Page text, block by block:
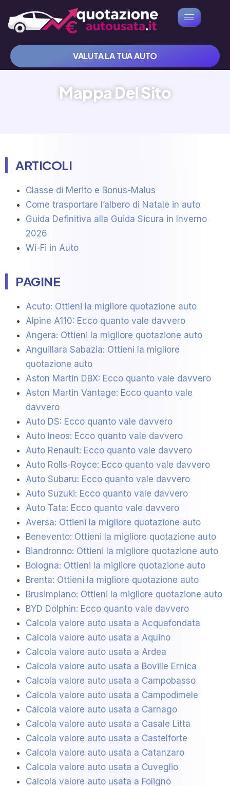
VALUTA LA TUA AUTO
Mappa Del Sito
ARTICOLI
Classe di Merito e Bonus-Malus
Come trasportare l’albero di Natale in auto
Guida Definitiva alla Guida Sicura in Inverno
2026
Wi-Fi in Auto
PAGINE
Acuto: Ottieni la migliore quotazione auto
Alpine A110: Ecco quanto vale davvero
Angera: Ottieni la migliore quotazione auto
Anguillara Sabazia: Ottieni la migliore
quotazione auto
Aston Martin DBX: Ecco quanto vale davvero
Aston Martin Vantage: Ecco quanto vale
davvero
Auto DS: Ecco quanto vale davvero
Auto Ineos: Ecco quanto vale davvero
Auto Renault: Ecco quanto vale davvero
Auto Rolls-Royce: Ecco quanto vale davvero
Auto Subaru: Ecco quanto vale davvero
Auto Suzuki: Ecco quanto vale davvero
Auto Tata: Ecco quanto vale davvero
Aversa: Ottieni la migliore quotazione auto
Benevento: Ottieni la migliore quotazione auto
Biandronno: Ottieni la migliore quotazione auto
Bologna: Ottieni la migliore quotazione auto
Brenta: Ottieni la migliore quotazione auto
Brusimpiano: Ottieni la migliore quotazione auto
BYD Dolphin: Ecco quanto vale davvero
Calcola valore auto usata a Acquafondata
Calcola valore auto usata a Aquino
Calcola valore auto usata a Ardea
Calcola valore auto usata a Boville Ernica
Calcola valore auto usata a Campobasso
Calcola valore auto usata a Campodimele
Calcola valore auto usata a Carnago
Calcola valore auto usata a Casale Litta
Calcola valore auto usata a Castelforte
Calcola valore auto usata a Catanzaro
Calcola valore auto usata a Cuveglio
Calcola valore auto usata a Foligno